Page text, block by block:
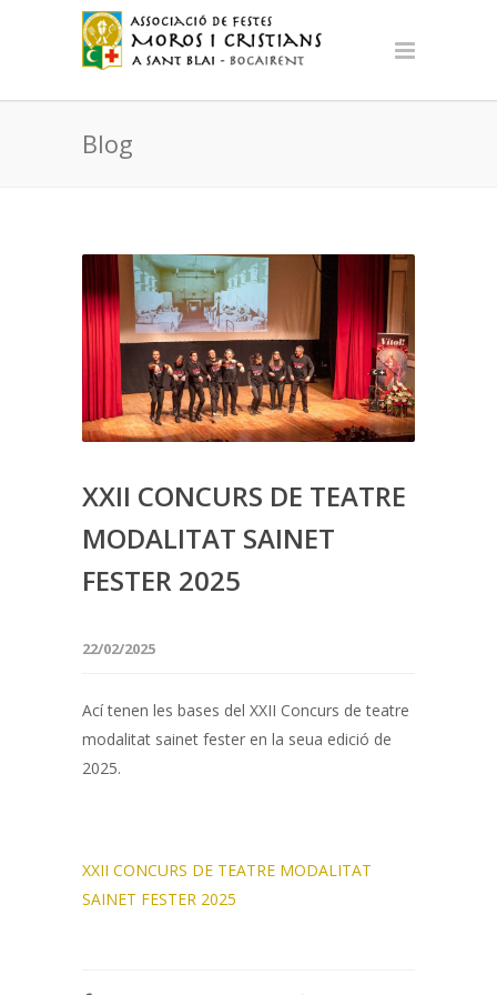
Blog
XXII CONCURS DE TEATRE
MODALITAT SAINET
FESTER 2025
22/02/2025
Ací tenen les bases del XXII Concurs de teatre
modalitat sainet fester en la seua edició de
2025.
XXII CONCURS DE TEATRE MODALITAT
SAINET FESTER 2025